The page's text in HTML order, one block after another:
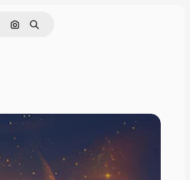
Поиск по изображению
Поиск